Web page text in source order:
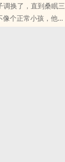
调换了，直到桑眠三
个正常小孩，他被